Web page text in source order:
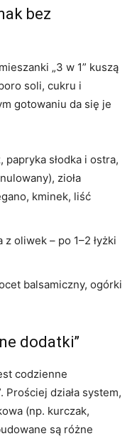
bez
„3 w 1” kuszą
soli, cukru i
gotowaniu da się je
słodka i ostra,
zioła
kminek, liść
oliwek – po 1–2 łyżki
balsamiczny, ogórki
dodatki”
codzienne
Prościej działa system,
(np. kurczak,
są różne